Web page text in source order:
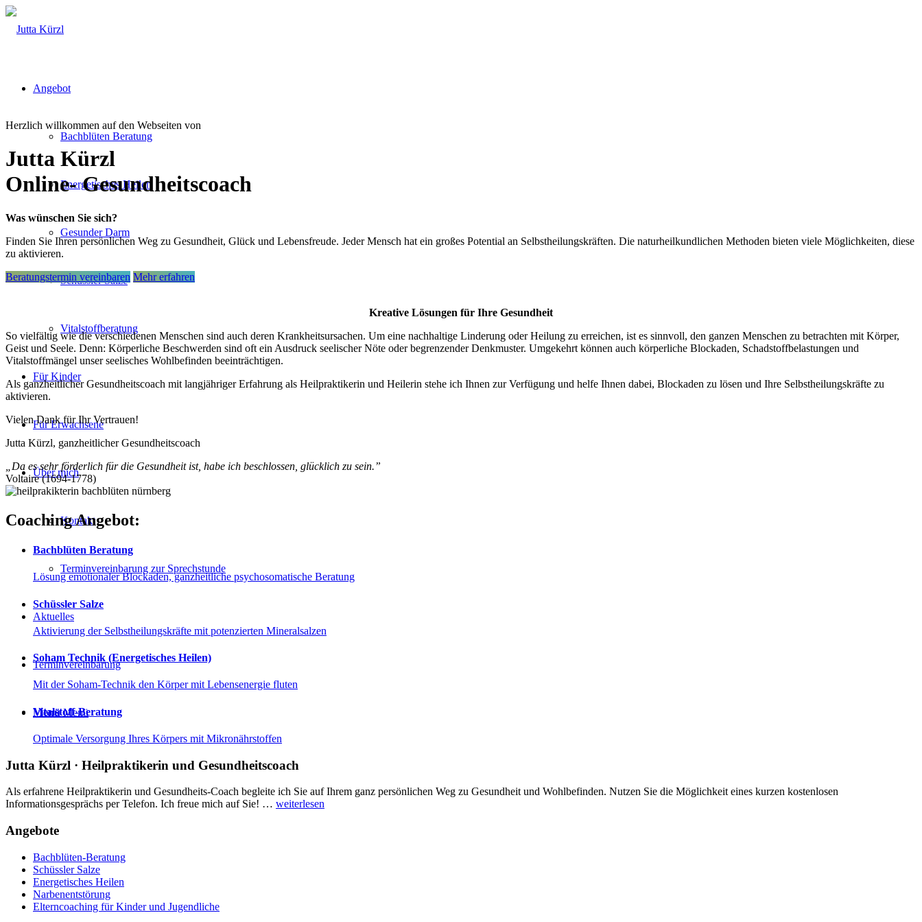
Angebot
Bachblüten Beratung
Energetisches Heilen
Gesunder Darm
Schüssler Salze
Vitalstoffberatung
Für Kinder
Für Erwachsene
Über mich
Kontakt
Terminvereinbarung zur Sprechstunde
Aktuelles
Terminvereinbarung
Menü Menü
Herzlich willkommen auf den Webseiten von
Jutta Kürzl
Online- Gesundheitscoach
Was wünschen Sie sich?
Finden Sie Ihren persönlichen Weg zu Gesundheit, Glück und Lebensfreude. Jeder Mensch hat ein großes Potential an Selbstheilungskräften. Die naturheilkundlichen Methoden bieten viele Möglichkeiten, diese
zu aktivieren.
Beratungstermin vereinbaren Mehr erfahren
Kreative Lösungen für Ihre Gesundheit
So vielfältig wie die verschiedenen Menschen sind auch deren Krankheitsursachen. Um eine nachhaltige Linderung oder Heilung zu erreichen, ist es sinnvoll, den ganzen Menschen zu betrachten mit Körper,
Geist und Seele. Denn: Körperliche Beschwerden sind oft ein Ausdruck seelischer Nöte oder begrenzender Denkmuster. Umgekehrt können auch körperliche Blockaden, Schadstoffbelastungen und
Vitalstoffmängel unser seelisches Wohlbefinden beeinträchtigen.
Als ganzheitlicher Gesundheitscoach mit langjähriger Erfahrung als Heilpraktikerin und Heilerin stehe ich Ihnen zur Verfügung und helfe Ihnen dabei, Blockaden zu lösen und Ihre Selbstheilungskräfte zu
aktivieren.
Vielen Dank für Ihr Vertrauen!
Jutta Kürzl, ganzheitlicher Gesundheitscoach
„Da es sehr förderlich für die Gesundheit ist, habe ich beschlossen, glücklich zu sein.”
Voltaire (1694-1778)
Coaching Angebot:
Bachblüten Beratung
Lösung emotionaler Blockaden, ganzheitliche psychosomatische Beratung
Schüssler Salze
Aktivierung der Selbstheilungskräfte mit potenzierten Mineralsalzen
Soham Technik (Energetisches Heilen)
Mit der Soham-Technik den Körper mit Lebensenergie fluten
Vitalstoff-Beratung
Optimale Versorgung Ihres Körpers mit Mikronährstoffen
Jutta Kürzl · Heilpraktikerin und Gesundheitscoach
Als erfahrene Heilpraktikerin und Gesundheits-Coach begleite ich Sie auf Ihrem ganz persönlichen Weg zu Gesundheit und Wohlbefinden. Nutzen Sie die Möglichkeit eines kurzen kostenlosen
Informationsgesprächs per Telefon. Ich freue mich auf Sie! … weiterlesen
Angebote
Bachblüten-Beratung
Schüssler Salze
Energetisches Heilen
Narbenentstörung
Elterncoaching für Kinder und Jugendliche